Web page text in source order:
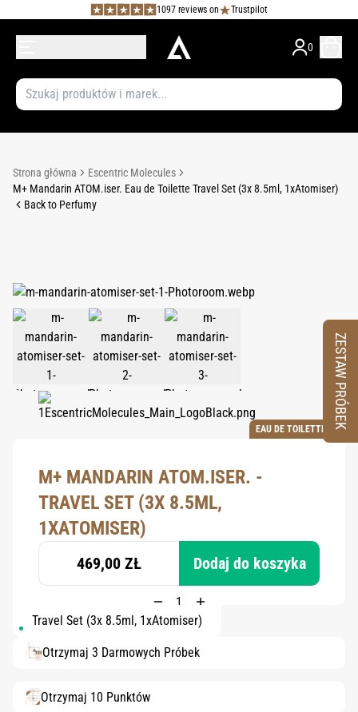
1097 reviews on Trustpilot
0
Strona główna
Escentric Molecules
M+ Mandarin ATOM.iser. Eau de Toilette Travel Set (3x 8.5ml, 1xAtomiser)
Back to Perfumy
EAU DE TOILETTE
M+ MANDARIN ATOM.ISER. -
TRAVEL SET (3X 8.5ML,
1XATOMISER)
469,00 ZŁ Dodaj do koszyka
Travel Set (3x 8.5ml, 1xAtomiser)
Otrzymaj 3 Darmowych Próbek
Otrzymaj 10 Punktów
ZESTAW PRÓBEK